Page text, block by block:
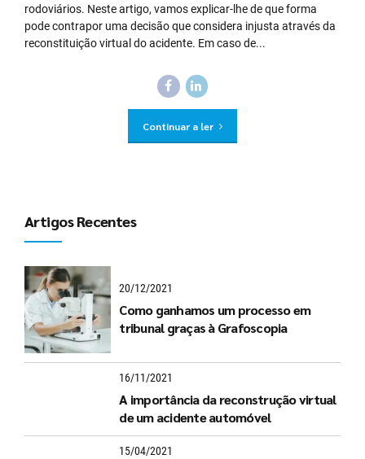
rodoviários. Neste artigo, vamos explicar-lhe de que forma
pode contrapor uma decisão que considera injusta através da
reconstituição virtual do acidente. Em caso de...
Continuar a ler
Artigos Recentes
20/12/2021
Como ganhamos um processo em
tribunal graças à Grafoscopia
16/11/2021
A importância da reconstrução virtual
de um acidente automóvel
15/04/2021